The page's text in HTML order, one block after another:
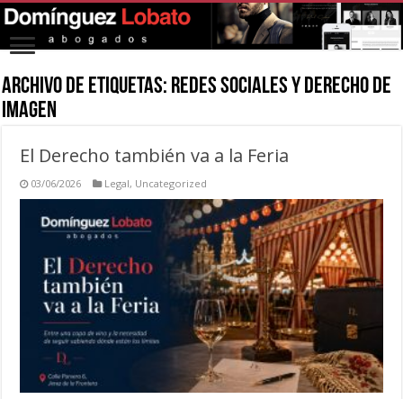
Archivo de Etiquetas: redes sociales y derecho de
imagen
El Derecho también va a la Feria
03/06/2026 Legal, Uncategorized